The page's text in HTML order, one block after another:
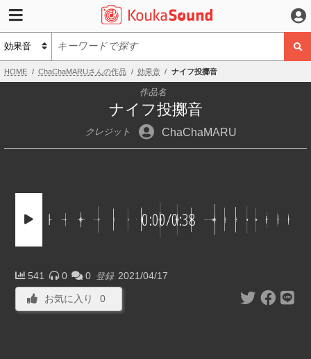
HOME ChaChaMARUさんの作品 効果音 ナイフ投擲音
作品名
ナイフ投擲音
クレジット ChaChaMARU
0:00/0:38
541 0 0 登録 2021/04/17
お気に入り 0